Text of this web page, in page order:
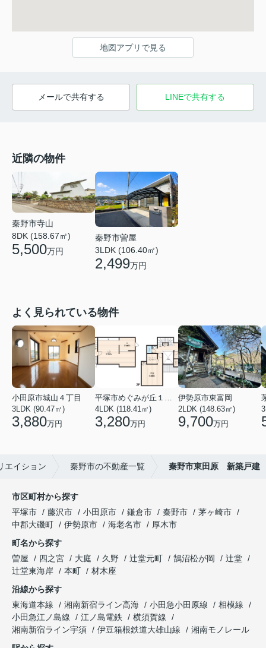
地図アプリで見る
メールで共有する LINEで共有する
近隣の物件
秦野市寺山
8DK (158.67㎡)
5,500万円
秦野市曽屋
3LDK (106.40㎡)
2,499万円
よく見られている物件
小田原市城山４丁目
3LDK (90.47㎡)
3,880万円
平塚市めぐみが丘１丁目
4LDK (118.41㎡)
3,280万円
伊勢原市東富岡
2LDK (148.63㎡)
9,700万円
エイション 秦野市の不動産一覧 秦野市東田原 新築戸建
市区町村から探す
平塚市
藤沢市 小田原市 鎌倉市 秦野市
茅ヶ崎市
中郡大磯町
伊勢原市 海老名市
厚木市
町名から探す
曽屋
四之宮 大庭 久野 辻堂元町 鵠沼松が岡
辻堂
辻堂東海岸
本町
材木座
沿線から探す
東海道本線
湘南新宿ライン高海 小田急小田原線
相模線
小田急江ノ島線
江ノ島電鉄
横須賀線
湘南新宿ライン宇須
伊豆箱根鉄道大雄山線
湘南モノレール